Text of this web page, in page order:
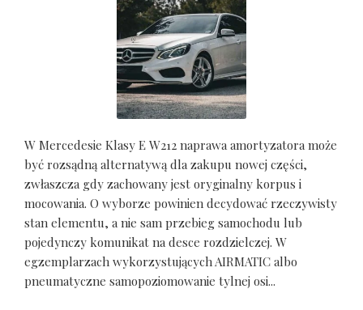
W Mercedesie Klasy E W212 naprawa amortyzatora może
być rozsądną alternatywą dla zakupu nowej części,
zwłaszcza gdy zachowany jest oryginalny korpus i
mocowania. O wyborze powinien decydować rzeczywisty
stan elementu, a nie sam przebieg samochodu lub
pojedynczy komunikat na desce rozdzielczej. W
egzemplarzach wykorzystujących AIRMATIC albo
pneumatyczne samopoziomowanie tylnej osi...